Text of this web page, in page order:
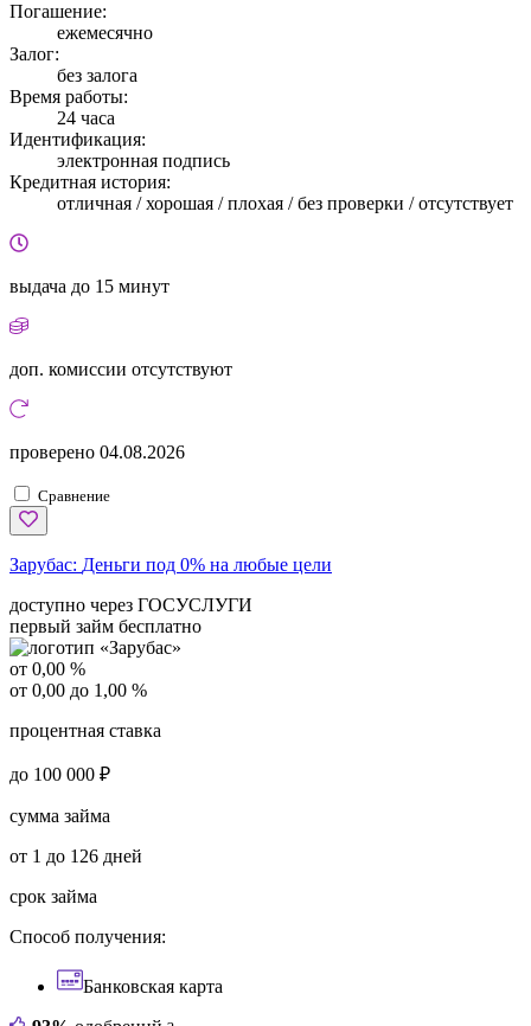
Погашение:
ежемесячно
Залог:
без залога
Время работы:
24 часа
Идентификация:
электронная подпись
Кредитная история:
отличная / хорошая / плохая / без проверки / отсутствует
выдача до 15 минут
доп. комиссии отсутствуют
проверено 04.08.2026
Сравнение
Зарубас: Деньги под 0% на любые цели
доступно через ГОСУСЛУГИ
первый займ бесплатно
от 0,00 %
от 0,00 до 1,00 %
процентная ставка
до 100 000 ₽
сумма займа
от 1 до 126 дней
срок займа
Способ получения:
Банковская карта